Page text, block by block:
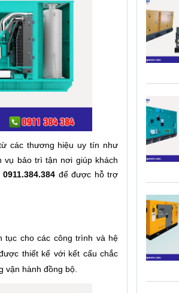
các thương hiệu uy tín như
vụ bảo trì tận nơi giúp khách
để được hỗ trợ
tục cho các công trình và hệ
thiết kế với kết cấu chắc
vận hành đồng bộ.